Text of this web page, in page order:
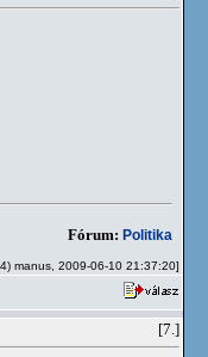
Fórum: Politika
manus, 2009-06-10 21:37:20]
[7.]